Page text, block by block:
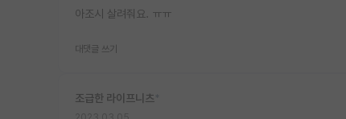
아조시 살려줘요. ㅠㅠ
대댓글 쓰기
조급한 라이프니츠